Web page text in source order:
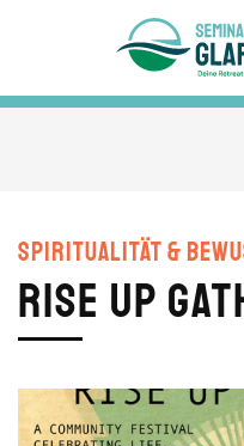
Skip to main
Spiritualität &
RISE UP